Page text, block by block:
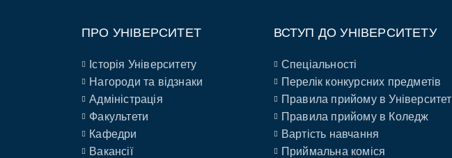
ПРО УНІВЕРСИТЕТ
Історія Університету
Нагороди та відзнаки
Адміністрація
Факультети
Кафедри
Вакансії
ВСТУП ДО УНІВЕРСИТЕТУ
Спеціальності
Перелік конкурсних предметів
Правила прийому в Університет
Правила прийому в Коледж
Вартість навчання
Приймальна коміся